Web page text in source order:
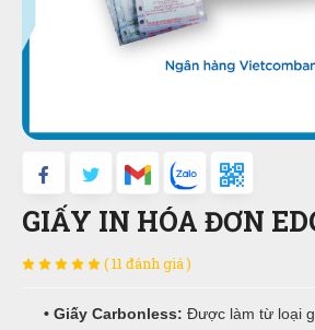
GIẤY IN HÓA ĐƠN
( 11 đánh giá )
• Giấy Carbonless: Được làm từ loại